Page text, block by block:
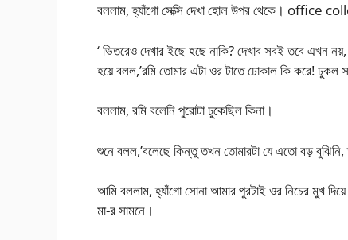
বললাম, হ্যাঁগো সেক্সি দেখা হোল উপর থেকে। office
‘ ভিতরেও দেখার ইছে হছে নাকি? দেখাব সবই তবে এখন
হয়ে বলল,’রমি তোমার এটা ওর টাতে ঢোকাল কি করে! ঢুকল
বললাম, রমি বলেনি পুরোটা ঢুকেছিল কিনা।
শুনে বলল,’বলেছে কিন্তু তখন তোমারটা যে এতো বড় বুঝিনি,
আমি বললাম, হ্যাঁগো সোনা আমার পুরটাই ওর নিচের মুখ
মা-র সামনে।